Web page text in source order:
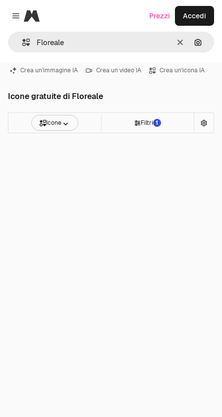
Close menu
Magnific
CancellaCerca
Prezzi Accedi
Crea un'immagine IA Crea un video IA Crea un'icona IA
Icone gratuite di Floreale
Icone Filtri 1